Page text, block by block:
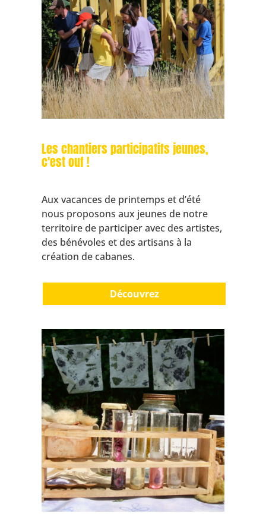
Les chantiers participatifs jeunes,
c'est ouf !
Aux vacances de printemps et d’été
nous proposons aux jeunes de notre
territoire de participer avec des artistes,
des bénévoles et des artisans à la
création de cabanes.
Découvrez